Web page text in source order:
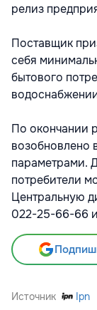
релиз
Поставщик
себя
бытового
По окончании
возобновлено
параметрами.
потребители
Центральную
022-25-66-66
Источник Ipn